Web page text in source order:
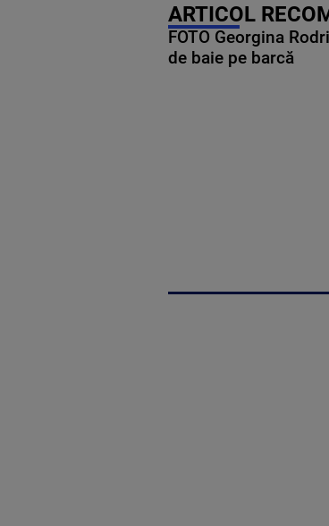
ARTICOL
FOTO Georgina
de baie pe barcă